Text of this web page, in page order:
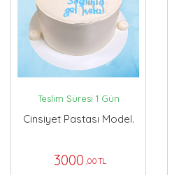
Teslim Süresi 1 Gün
Cinsiyet Pastası Model.
3000 ,00 TL